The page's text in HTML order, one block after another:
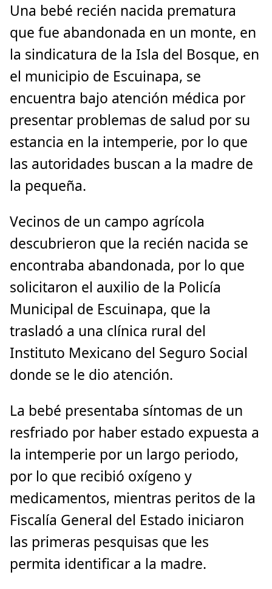
Una bebé recién nacida prematura
que fue abandonada en un monte, en
la sindicatura de la Isla del Bosque, en
el municipio de Escuinapa, se
encuentra bajo atención médica por
presentar problemas de salud por su
estancia en la intemperie, por lo que
las autoridades buscan a la madre de
la pequeña.
Vecinos de un campo agrícola
descubrieron que la recién nacida se
encontraba abandonada, por lo que
solicitaron el auxilio de la Policía
Municipal de Escuinapa, que la
trasladó a una clínica rural del
Instituto Mexicano del Seguro Social
donde se le dio atención.
La bebé presentaba síntomas de un
resfriado por haber estado expuesta a
la intemperie por un largo periodo,
por lo que recibió oxígeno y
medicamentos, mientras peritos de la
Fiscalía General del Estado iniciaron
las primeras pesquisas que les
permita identificar a la madre.